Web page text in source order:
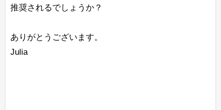
推奨されるでしょうか？
ありがとうございます。
Julia